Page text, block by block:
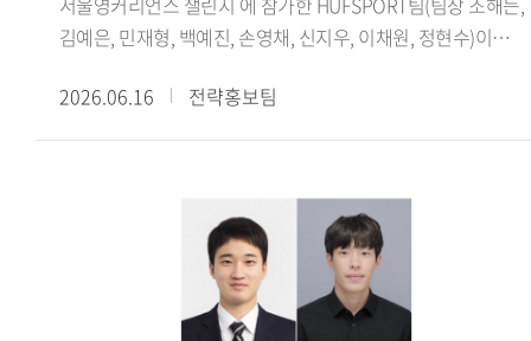
선정된 학생창업팀에는 최대 2개 학기 동안 혜택이 제공되며,
전문가 특강과 창업 실무 교육 등 창업 역량 강화를 위한
프로그램도 함께 지원된다.오세홍 글로벌창업지원단장은 이번
성과는 특정 분야에 국한되지 않고 기술, 문화, 플랫폼 등
다채로운 영역에서 학생들의 창의적인 아이디어와 열정이
생태계를 더욱 공고히 하고, 학생들이 혁신 창업가로 성장할 수
있도록 체계적이고 아낌없는 지원을 이어가겠다 고 전했다.
김예은, 민재형, 백예진, 손영채, 신지우, 이채원, 정현수)이
는 기업이 제시한 실제 과제를 청년들이 팀 단위로 수행하며
문제 해결 능력과 실무 역량을 기르는 프로그램이다. 올해
8개 팀 64명이 선발됐다. 참가자들은 지난 3월 24일부터 6월
6일까지 약 10주간 프로젝트를 수행했으며, 6월 6일
서울글로벌센터 국제회의실에서 열린 성과공유회 및
수료식에서 최종 결과를 발표했다.HUFSPORT팀은 수출
경험이 없는 국내 중소기업 3개사를 대상으로 수출 인프라
2026.06.16 전략홍보팀